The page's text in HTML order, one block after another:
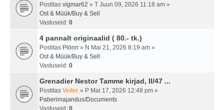
Postitas vigmar62 » T Juun 09, 2026 11:18 am »
Ost & Müük/Buy & Sell
Vastuseid: 0
4 pannalt originaalid ( 80.- tk.)
Postitas Plönn » N Mai 21, 2026 8:19 am »
Ost & Müük/Buy & Sell
Vastuseid: 0
Grenadier Nestor Tamme kirjad, II/47 ...
Postitas Veiler » P Mai 17, 2026 12:48 pm »
Paberimajandus/Documents
Vastuseid: 0